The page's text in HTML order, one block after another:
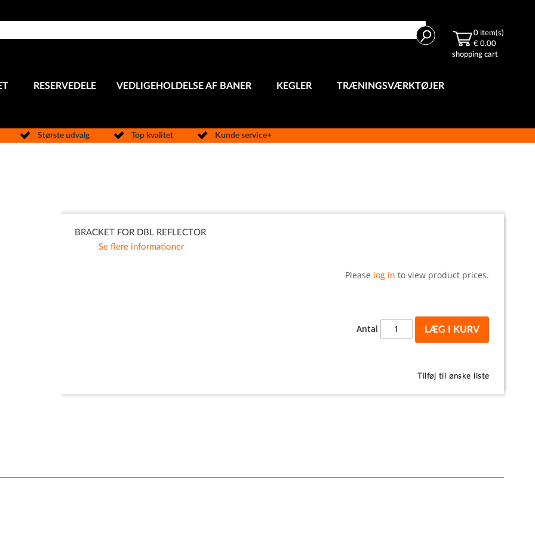
Search 0 item(s)
€ 0.00
shopping cart
RESERVEDELE VEDLIGEHOLDELSE AF BANER KEGLER TRÆNINGSVÆRKTØJER
Største udvalg Top kvalitet Kunde service+
BRACKET FOR DBL REFLECTOR
Se flere informationer
Please log in to view product prices.
Antal LÆG I KURV
Tilføj til ønske liste